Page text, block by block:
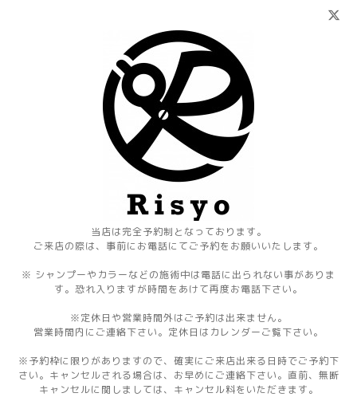
当店は完全予約制となっております。
ご来店の際は、事前にお電話にてご予約をお願いいたします。
※ シャンプーやカラーなどの施術中は電話に出られない事がありま
す。恐れ入りますが時間をあけて再度お電話下さい。
※定休日や営業時間外はご予約は出来ません。
営業時間内にご連絡下さい。定休日はカレンダーご覧下さい。
※予約枠に限りがありますので、確実にご来店出来る日時でご予約下
さい。キャンセルされる場合は、お早めにご連絡下さい。直前、無断
キャンセルに関しましては、キャンセル料をいただきます。